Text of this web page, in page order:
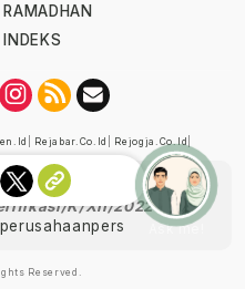
RAMADHAN
INDEKS
Rejabar.co.id Rejogja.co.id
Dewan Pers
K/XII/2022
Reserved.
Ask me!